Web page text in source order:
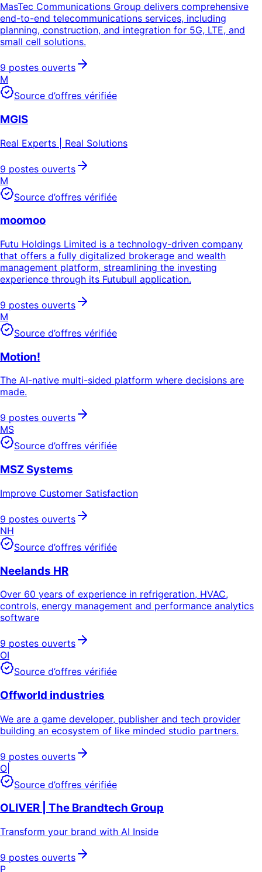
MasTec Communications Group delivers comprehensive
end-to-end telecommunications services, including
planning, construction, and integration for 5G, LTE, and
small cell solutions.
9 postes ouverts
M
Source d’offres vérifiée
MGIS
Real Experts | Real Solutions
9 postes ouverts
M
Source d’offres vérifiée
moomoo
Futu Holdings Limited is a technology-driven company
that offers a fully digitalized brokerage and wealth
management platform, streamlining the investing
experience through its Futubull application.
9 postes ouverts
M
Source d’offres vérifiée
Motion!
The AI-native multi-sided platform where decisions are
made.
9 postes ouverts
MS
Source d’offres vérifiée
MSZ Systems
Improve Customer Satisfaction
9 postes ouverts
NH
Source d’offres vérifiée
Neelands HR
Over 60 years of experience in refrigeration, HVAC,
controls, energy management and performance analytics
software
9 postes ouverts
OI
Source d’offres vérifiée
Offworld industries
We are a game developer, publisher and tech provider
building an ecosystem of like minded studio partners.
9 postes ouverts
O|
Source d’offres vérifiée
OLIVER | The Brandtech Group
Transform your brand with AI Inside
9 postes ouverts
P